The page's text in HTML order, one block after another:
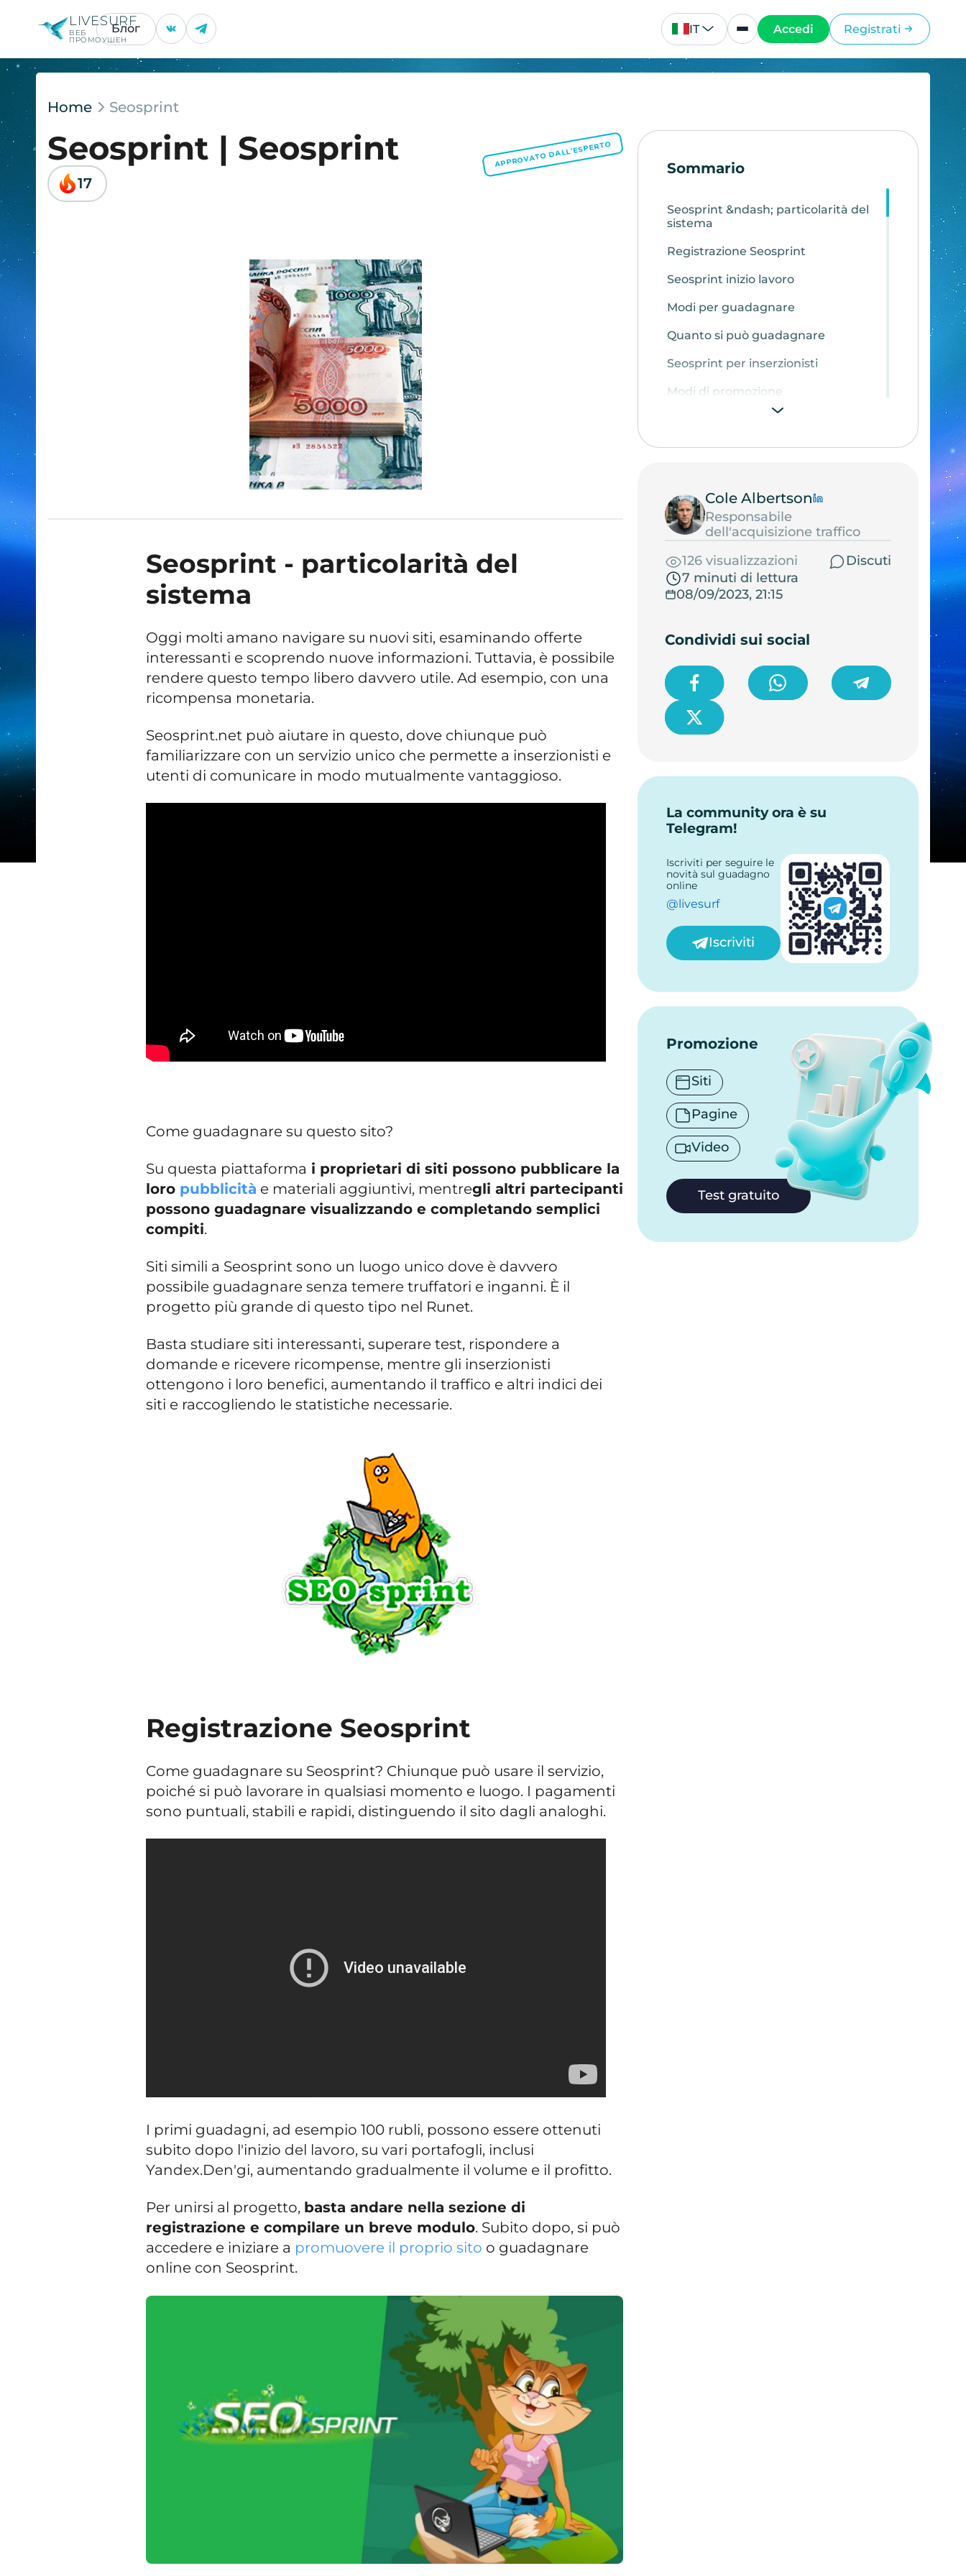
LIVESURF
ВЕБ
ПРОМОУШЕН
Блог IT Accedi Registrati
Home Seosprint
Seosprint | Seosprint APPROVATO DALL'ESPERTO
17
Seosprint - particolarità del
sistema
Oggi molti amano navigare su nuovi siti, esaminando offerte
interessanti e scoprendo nuove informazioni. Tuttavia, è possibile
rendere questo tempo libero davvero utile. Ad esempio, con una
ricompensa monetaria.
Seosprint.net può aiutare in questo, dove chiunque può
familiarizzare con un servizio unico che permette a inserzionisti e
utenti di comunicare in modo mutualmente vantaggioso.
Come guadagnare su questo sito?
Su questa piattaforma i proprietari di siti possono pubblicare la
loro pubblicità e materiali aggiuntivi, mentregli altri partecipanti
possono guadagnare visualizzando e completando semplici
compiti.
Siti simili a Seosprint sono un luogo unico dove è davvero
possibile guadagnare senza temere truffatori e inganni. È il
progetto più grande di questo tipo nel Runet.
Basta studiare siti interessanti, superare test, rispondere a
domande e ricevere ricompense, mentre gli inserzionisti
ottengono i loro benefici, aumentando il traffico e altri indici dei
siti e raccogliendo le statistiche necessarie.
Registrazione Seosprint
Come guadagnare su Seosprint? Chiunque può usare il servizio,
poiché si può lavorare in qualsiasi momento e luogo. I pagamenti
sono puntuali, stabili e rapidi, distinguendo il sito dagli analoghi.
I primi guadagni, ad esempio 100 rubli, possono essere ottenuti
subito dopo l'inizio del lavoro, su vari portafogli, inclusi
Yandex.Den'gi, aumentando gradualmente il volume e il profitto.
Per unirsi al progetto, basta andare nella sezione di
registrazione e compilare un breve modulo. Subito dopo, si può
accedere e iniziare a promuovere il proprio sito o guadagnare
online con Seosprint.
Sommario
Seosprint &ndash; particolarità del
sistema
Registrazione Seosprint
Seosprint inizio lavoro
Modi per guadagnare
Quanto si può guadagnare
Seosprint per inserzionisti
Modi di promozione
Vantaggi del sistema
Cole Albertson
Responsabile
dell'acquisizione traffico
126 visualizzazioni
Discuti
7 minuti di lettura
08/09/2023, 21:15
Condividi sui social
La community ora è su
Telegram!
Iscriviti per seguire le
novità sul guadagno
online
@livesurf
Iscriviti
Promozione
Siti
Pagine
Video
Test gratuito